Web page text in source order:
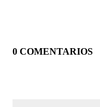
0 COMENTARIOS